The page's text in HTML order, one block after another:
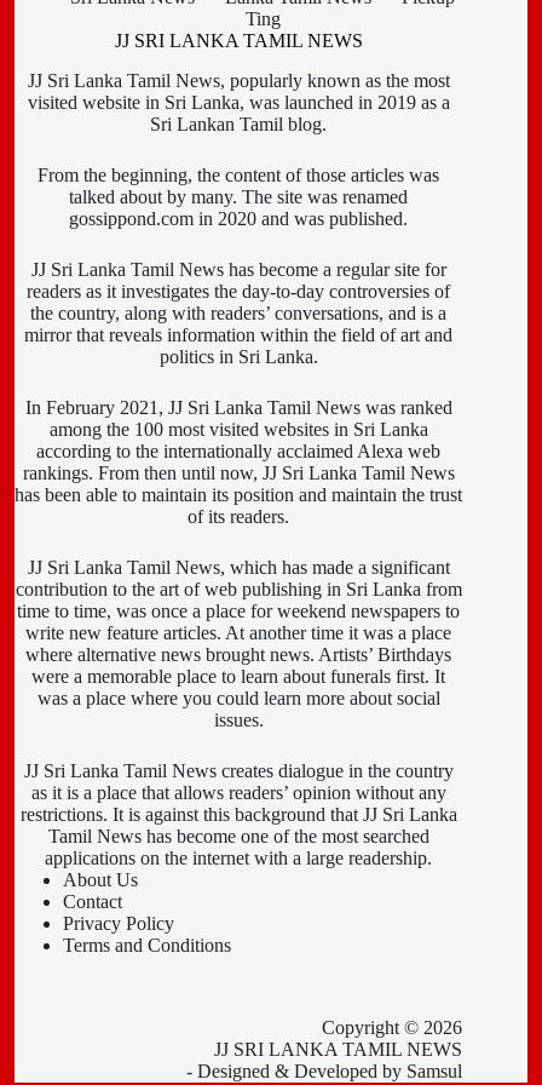
Ting
JJ SRI LANKA TAMIL NEWS
JJ Sri Lanka Tamil News, popularly known as the most
visited website in Sri Lanka, was launched in 2019 as a
Sri Lankan Tamil blog.
From the beginning, the content of those articles was
talked about by many. The site was renamed
gossippond.com in 2020 and was published.
JJ Sri Lanka Tamil News has become a regular site for
readers as it investigates the day-to-day controversies of
the country, along with readers’ conversations, and is a
mirror that reveals information within the field of art and
politics in Sri Lanka.
In February 2021, JJ Sri Lanka Tamil News was ranked
among the 100 most visited websites in Sri Lanka
according to the internationally acclaimed Alexa web
rankings. From then until now, JJ Sri Lanka Tamil News
has been able to maintain its position and maintain the trust
of its readers.
JJ Sri Lanka Tamil News, which has made a significant
contribution to the art of web publishing in Sri Lanka from
time to time, was once a place for weekend newspapers to
write new feature articles. At another time it was a place
where alternative news brought news. Artists’ Birthdays
were a memorable place to learn about funerals first. It
was a place where you could learn more about social
issues.
JJ Sri Lanka Tamil News creates dialogue in the country
as it is a place that allows readers’ opinion without any
restrictions. It is against this background that JJ Sri Lanka
Tamil News has become one of the most searched
applications on the internet with a large readership.
About Us
Contact
Privacy Policy
Terms and Conditions
Copyright © 2026
JJ SRI LANKA TAMIL NEWS
- Designed & Developed by Samsul